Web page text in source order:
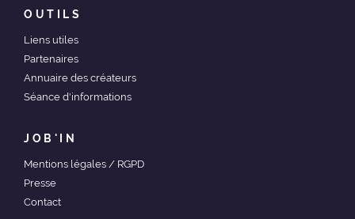
OUTILS
Liens utiles
Partenaires
Annuaire des créateurs
Séance d'informations
JOB'IN
Mentions légales / RGPD
Presse
Contact